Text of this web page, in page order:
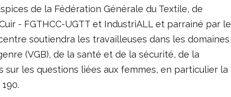
de la Fédération Générale du Textile, de
- FGTHCC-UGTT et IndustriALL et parrainé par le
soutiendra les travailleuses dans les domaines
(VGB), de la santé et de la sécurité, de la
les questions liées aux femmes, en particulier la